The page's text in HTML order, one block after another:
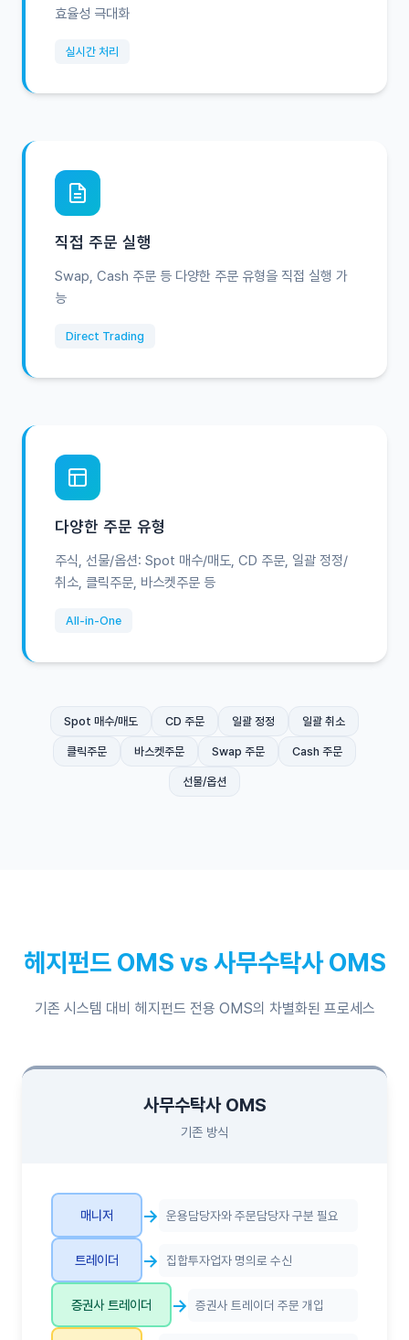
효율성 극대화
실시간 처리
직접 주문 실행
Swap, Cash 주문 등 다양한 주문 유형을 직접 실행 가
능
Direct Trading
다양한 주문 유형
주식, 선물/옵션: Spot 매수/매도, CD 주문, 일괄 정정/
취소, 클릭주문, 바스켓주문 등
All-in-One
Spot 매수/매도 CD 주문 일괄 정정 일괄 취소
클릭주문 바스켓주문 Swap 주문 Cash 주문
선물/옵션
헤지펀드 OMS vs 사무수탁사 OMS
기존 시스템 대비 헤지펀드 전용 OMS의 차별화된 프로세스
사무수탁사 OMS
기존 방식
매니저 → 운용담당자와 주문담당자 구분 필요
트레이더 → 집합투자업자 명의로 수신
증권사 트레이더 → 증권사 트레이더 주문 개입